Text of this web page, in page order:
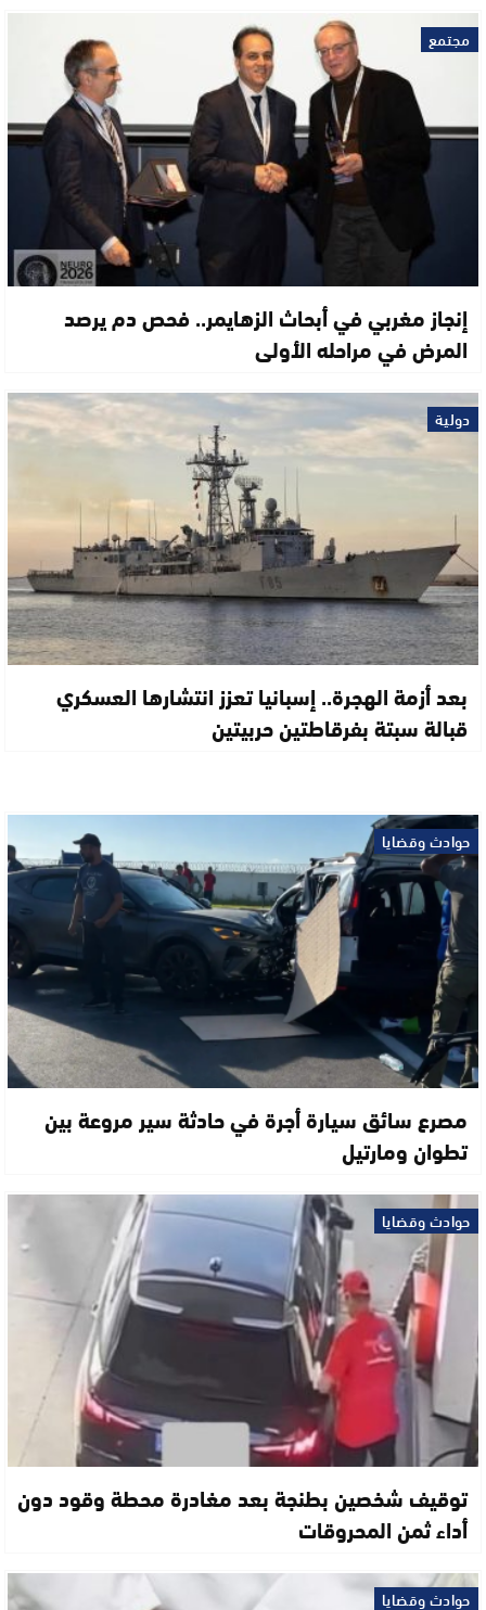
مجتمع
إنجاز مغربي في أبحاث الزهايمر.. فحص دم يرصد
المرض في مراحله الأولى
دولية
بعد أزمة الهجرة.. إسبانيا تعزز انتشارها العسكري
قبالة سبتة بفرقاطتين حربيتين
حوادث وقضايا
مصرع سائق سيارة أجرة في حادثة سير مروعة بين
تطوان ومارتيل
حوادث وقضايا
توقيف شخصين بطنجة بعد مغادرة محطة وقود دون
أداء ثمن المحروقات
حوادث وقضايا